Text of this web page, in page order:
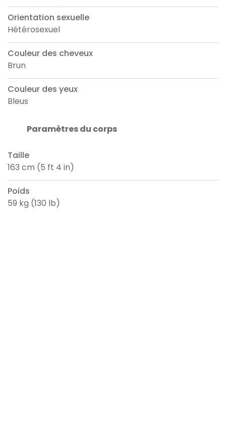
Orientation sexuelle
Hétérosexuel
Couleur des cheveux
Brun
Couleur des yeux
Bleus
Paramètres du corps
Taille
163 cm (5 ft 4 in)
Poids
59 kg (130 lb)